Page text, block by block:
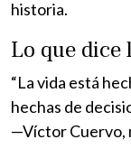
historia.
Lo que dice
“La vida está
hechas de
—Víctor Cuervo,